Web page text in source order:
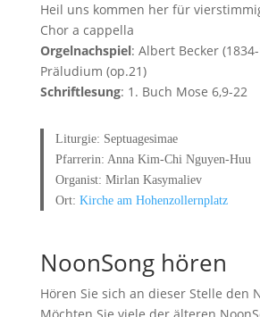
Heil uns kommen her für
Chor a cappella
Orgelnachspiel: Albert Becker
Präludium (op.21)
Schriftlesung: 1. Buch Mose 6,9-22
Liturgie: Septuagesimae
Pfarrerin: Anna Kim-Chi Nguyen-Huu
Organist: Mirlan Kasymaliev
Ort:Kirche am Hohenzollernplatz
NoonSong hören
Hören Sie sich an dieser Stelle den
Möchten Sie viele der älteren